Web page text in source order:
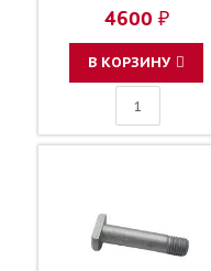
00-00 1SL-21720-10-00
1SL-21710-00-00
4600 ₽
В КОРЗИНУ